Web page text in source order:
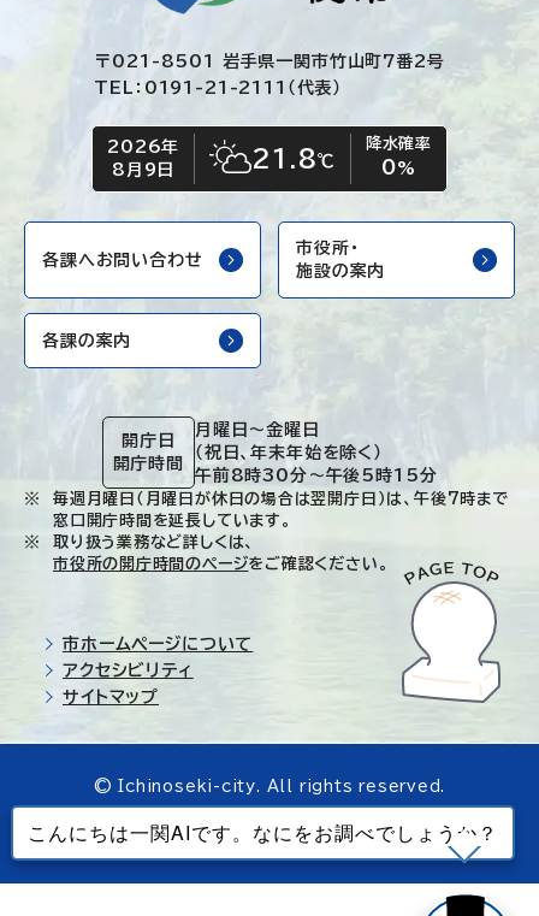
〒021-8501 岩手県一関市竹山町7番2号
TEL：0191-21-2111（代表）
今日の日付
2026年
8月9日
今日の天気
晴れ時々くもり
21.8℃
降水確率
0%
各課へお問い合わせ
市役所・
施設の案内
各課の案内
開庁日
開庁時間
月曜日～金曜日
（祝日、年末年始を除く）
午前8時30分～午後5時15分
毎週月曜日（月曜日が休日の場合は翌開庁日）は、午後7時まで
窓口開庁時間を延長しています。
取り扱う業務など詳しくは、
市役所の開庁時間のページをご確認ください。
市ホームページについて
アクセシビリティ
サイトマップ
© Ichinoseki-city. All rights reserved.
無断転載を禁じます。